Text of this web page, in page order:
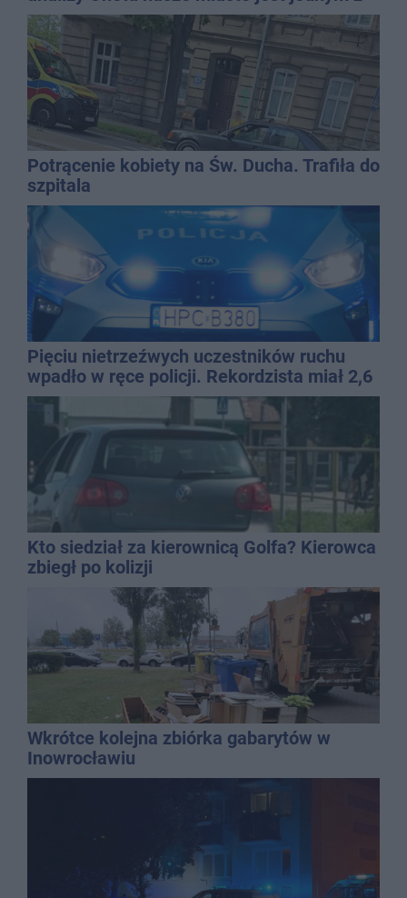
najbardziej narażonych na upały
Potrącenie kobiety na Św. Ducha. Trafiła do
szpitala
Pięciu nietrzeźwych uczestników ruchu
wpadło w ręce policji. Rekordzista miał 2,6
promila
Kto siedział za kierownicą Golfa? Kierowca
zbiegł po kolizji
Wkrótce kolejna zbiórka gabarytów w
Inowrocławiu